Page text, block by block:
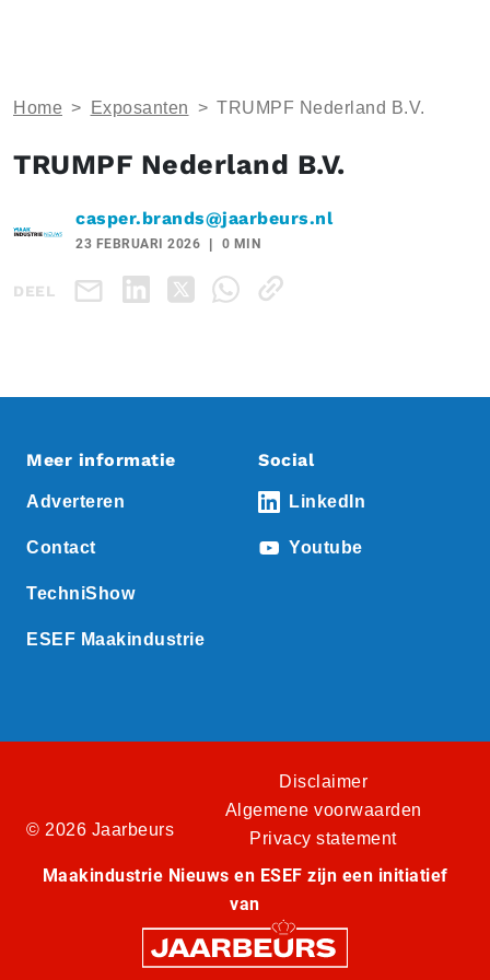
Home > Exposanten > TRUMPF Nederland B.V.
TRUMPF Nederland B.V.
casper.brands@jaarbeurs.nl
23 FEBRUARI 2026 0 MIN
DEEL
Meer informatie
Adverteren
Contact
TechniShow
ESEF Maakindustrie
Social
LinkedIn
Youtube
© 2026 Jaarbeurs
Disclaimer
Algemene voorwaarden
Privacy statement
Maakindustrie Nieuws en ESEF zijn een initiatief
van